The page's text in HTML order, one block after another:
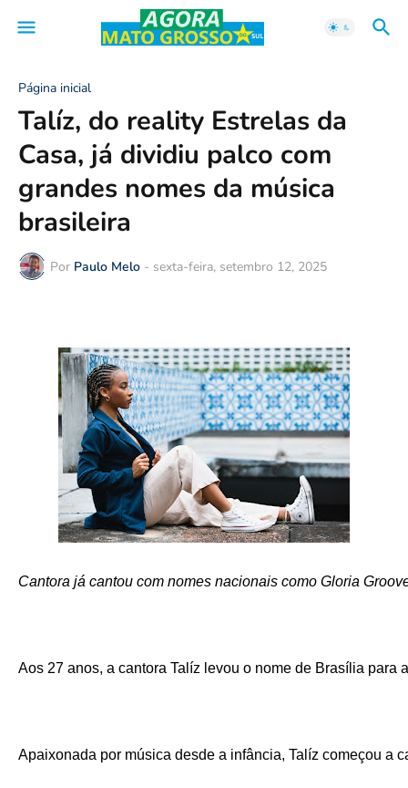
Página inicial
Talíz, do reality Estrelas da
Casa, já dividiu palco com
grandes nomes da música
brasileira
Por Paulo Melo - sexta-feira, setembro 12, 2025
Cantora já cantou com nomes nacionais como Gloria
Aos 27 anos, a cantora Talíz levou o nome de Brasília
Apaixonada por música desde a infância, Talíz começou a